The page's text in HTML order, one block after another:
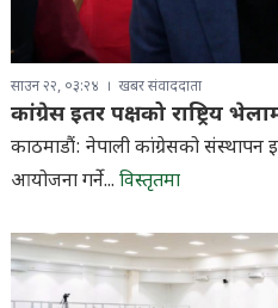
साउन २२, ०३:२४ खबर संवाददाता
कांग्रेस इतर पक्षको राष्ट्रिय
काठमाडौं: नेपाली कांग्रेसको
आयोजना गर्ने... विस्तृतमा